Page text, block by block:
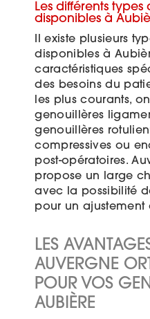
Les différents
disponibles à
Il existe plusieurs
disponibles à
caractéristiques
des besoins du
les plus courants,
genouillères
genouillères
compressives ou
post-opératoires.
propose un large
avec la possibilité
pour un ajustement
LES
AUVERGNE
POUR VOS
AUBIÈRE